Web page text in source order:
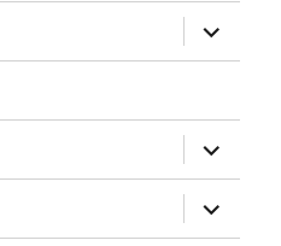
öffnen
öffnen
öffnen